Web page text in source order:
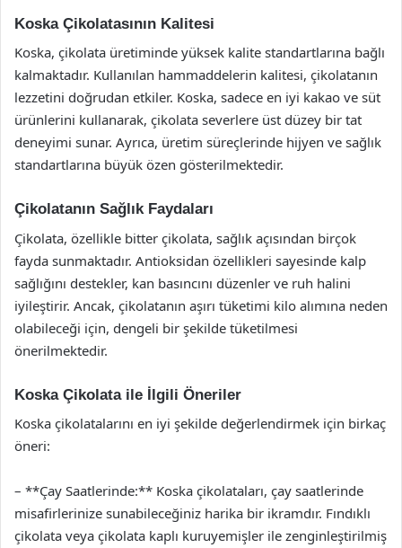
Koska Çikolatasının Kalitesi
Koska, çikolata üretiminde yüksek kalite standartlarına bağlı
kalmaktadır. Kullanılan hammaddelerin kalitesi, çikolatanın
lezzetini doğrudan etkiler. Koska, sadece en iyi kakao ve süt
ürünlerini kullanarak, çikolata severlere üst düzey bir tat
deneyimi sunar. Ayrıca, üretim süreçlerinde hijyen ve sağlık
standartlarına büyük özen gösterilmektedir.
Çikolatanın Sağlık Faydaları
Çikolata, özellikle bitter çikolata, sağlık açısından birçok
fayda sunmaktadır. Antioksidan özellikleri sayesinde kalp
sağlığını destekler, kan basıncını düzenler ve ruh halini
iyileştirir. Ancak, çikolatanın aşırı tüketimi kilo alımına neden
olabileceği için, dengeli bir şekilde tüketilmesi
önerilmektedir.
Koska Çikolata ile İlgili Öneriler
Koska çikolatalarını en iyi şekilde değerlendirmek için birkaç
öneri:
– **Çay Saatlerinde:** Koska çikolataları, çay saatlerinde
misafirlerinize sunabileceğiniz harika bir ikramdır. Fındıklı
çikolata veya çikolata kaplı kuruyemişler ile zenginleştirilmiş